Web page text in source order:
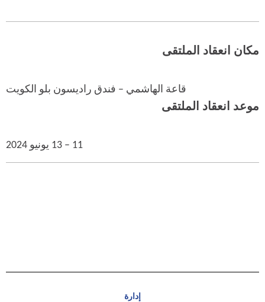
مكان انعقاد الملتقى
قاعة الهاشمي – فندق راديسون بلو الكويت
موعد انعقاد الملتقى
11 – 13 يونيو 2024
إدارة